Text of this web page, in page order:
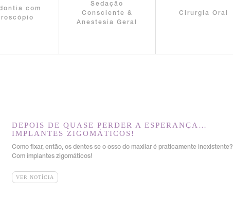
com
Sedação
Consciente &
Anestesia Geral
Cirurgia Oral
DEPOIS DE QUASE PERDER A ESPERANÇA…
IMPLANTES ZIGOMÁTICOS!
Como fixar, então, os dentes se o osso do maxilar é praticamente inexistente?
Com implantes zigomáticos!
VER NOTÍCIA